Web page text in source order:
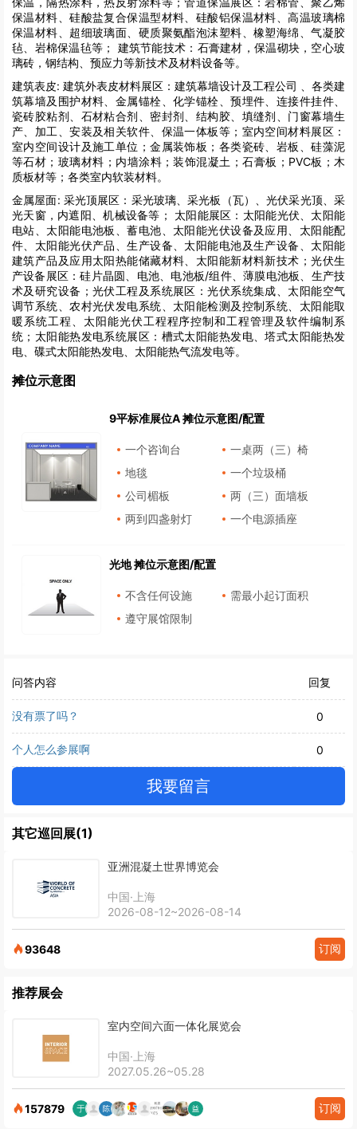
保温材料、硅酸盐复合保温型材料、硅酸铝保温材料、高温玻璃棉
保温材料、超细玻璃面、硬质聚氨酯泡沫塑料、橡塑海绵、气凝胶
毡、岩棉保温毡等； 建筑节能技术：石膏建材，保温砌块，空心玻
璃砖，钢结构、预应力等新技术及材料设备等。
建筑表皮: 建筑外表皮材料展区：建筑幕墙设计及工程公司 、各类建
筑幕墙及围护材料、金属锚栓、化学锚栓、预埋件、连接件挂件、
瓷砖胶粘剂、石材粘合剂、密封剂、结构胶、填缝剂、门窗幕墙生
产、加工、安装及相关软件、保温一体板等；室内空间材料展区：
室内空间设计及施工单位；金属装饰板；各类瓷砖、岩板、硅藻泥
等石材；玻璃材料；内墙涂料；装饰混凝土；石膏板；PVC板；木
质板材等；各类室内软装材料。
金属屋面: 采光顶展区：采光玻璃、采光板（瓦）、光伏采光顶、采
光天窗，内遮阳、机械设备等； 太阳能展区：太阳能光伏、太阳能
电站、太阳能电池板、蓄电池、太阳能光伏设备及应用、太阳能配
件、太阳能光伏产品、生产设备、太阳能电池及生产设备、太阳能
建筑产品及应用太阳热能储藏材料、太阳能新材料新技术；光伏生
产设备展区：硅片晶圆、电池、电池板/组件、薄膜电池板、生产技
术及研究设备；光伏工程及系统展区：光伏系统集成、太阳能空气
调节系统、农村光伏发电系统、太阳能检测及控制系统、太阳能取
暖系统工程、太阳能光伏工程程序控制和工程管理及软件编制系
统；太阳能热发电系统展区：槽式太阳能热发电、塔式太阳能热发
电、碟式太阳能热发电、太阳能热气流发电等。
摊位示意图
9平标准展位A 摊位示意图/配置
一个咨询台
一桌两（三）椅
地毯
一个垃圾桶
公司楣板
两（三）面墙板
两到四盏射灯
一个电源插座
光地 摊位示意图/配置
不含任何设施
需最小起订面积
遵守展馆限制
问答内容 回复
没有票了吗？ 0
个人怎么参展啊 0
我要留言
其它巡回展(1)
亚洲混凝土世界博览会
中国·上海
2026-08-12~2026-08-14
93648 订阅
推荐展会
室内空间六面一体化展览会
中国·上海
2027.05.26~05.28
157879 订阅